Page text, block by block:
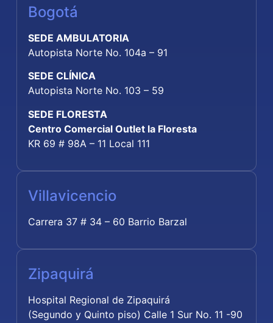
Bogotá
SEDE AMBULATORIA
Autopista Norte No. 104a – 91
SEDE CLÍNICA
Autopista Norte No. 103 – 59
SEDE FLORESTA
Centro Comercial Outlet la Floresta
KR 69 # 98A – 11 Local 111
Villavicencio
Carrera 37 # 34 – 60 Barrio Barzal
Zipaquirá
Hospital Regional de Zipaquirá
(Segundo y Quinto piso) Calle 1 Sur No. 11 -90